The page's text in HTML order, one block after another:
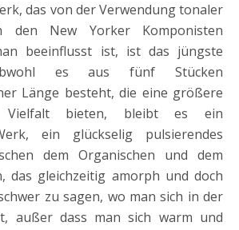
das von der Verwendung tonaler
den New Yorker Komponisten
beeinflusst ist, ist das jüngste
es aus fünf Stücken
Länge besteht, die eine größere
Vielfalt bieten, bleibt es ein
ein glückselig pulsierendes
dem Organischen und dem
das gleichzeitig amorph und doch
zu sagen, wo man sich in der
außer dass man sich warm und